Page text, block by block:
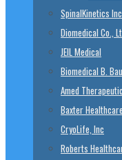
SpinalKinetics
Diomedical Co.,
JEIL Medical
Biomedical B.
Amed
Baxter Healthcare
CryoLife, Inc
Roberts